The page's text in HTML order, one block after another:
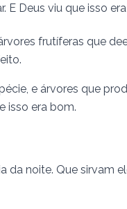
E Deus viu que isso
frutíferas que
e árvores que
isso era bom.
da noite. Que sirvam